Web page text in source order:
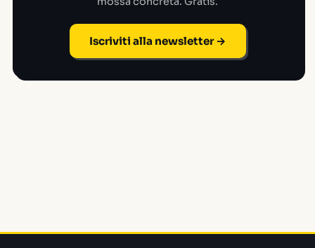
Iscriviti alla newsletter →